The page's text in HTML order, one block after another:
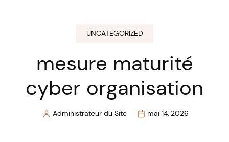
UNCATEGORIZED
mesure maturité
cyber organisation
PostedAdministrateur du Site mai 14, 2026